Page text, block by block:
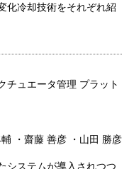
化冷却技術をそれぞれ紹
チュエータ管理 プラット
・齋藤 善彦 ・山田 勝彦
システムが導入されつつ